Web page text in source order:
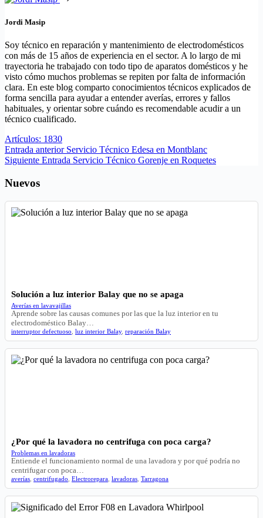
Jordi Masip
Soy técnico en reparación y mantenimiento de electrodomésticos
con más de 15 años de experiencia en el sector. A lo largo de mi
trayectoria he trabajado con todo tipo de aparatos domésticos y he
visto cómo muchos problemas se repiten por falta de información
clara. En este blog comparto conocimientos técnicos explicados de
forma sencilla para ayudar a entender averías, errores y fallos
habituales, y orientar sobre cuándo es recomendable acudir a un
técnico cualificado.
Artículos: 1830
Entrada anterior Servicio Técnico Edesa en Montblanc
Siguiente Entrada Servicio Técnico Gorenje en Roquetes
Nuevos
Solución a luz interior Balay que no se apaga
Averías en lavavajillas
Aprende sobre las causas comunes por las que la luz interior en tu
electrodoméstico Balay…
interruptor defectuoso luz interior Balay, reparación Balay
¿Por qué la lavadora no centrifuga con poca carga?
Problemas en lavadoras
Entiende el funcionamiento normal de una lavadora y por qué podría no
centrifugar con poca…
averías centrifugado Electrorepara lavadoras Tarragona